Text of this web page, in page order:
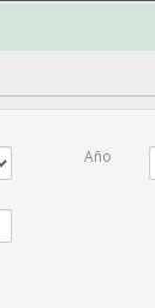
Año